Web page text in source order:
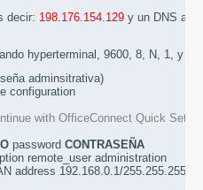
decir: 198.176.154.129 y un DNS
hyperterminal, 9600, 8, N, 1, y
adminsitrativa)
configuration
with OfficeConnect Quick
password CONTRASEÑA
remote_user administration
address 192.168.0.1/255.255.255.0